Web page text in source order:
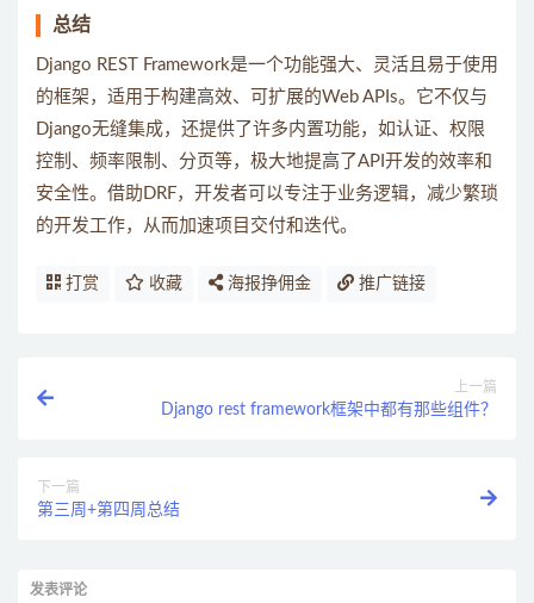
总结
Django REST Framework是一个功能强大、灵活且易于使用
的框架，适用于构建高效、可扩展的Web APIs。它不仅与
Django无缝集成，还提供了许多内置功能，如认证、权限
控制、频率限制、分页等，极大地提高了API开发的效率和
安全性。借助DRF，开发者可以专注于业务逻辑，减少繁琐
的开发工作，从而加速项目交付和迭代。
打赏 收藏 海报挣佣金 推广链接
上一篇
Django rest framework框架中都有那些组件？
下一篇
第三周+第四周总结
发表评论